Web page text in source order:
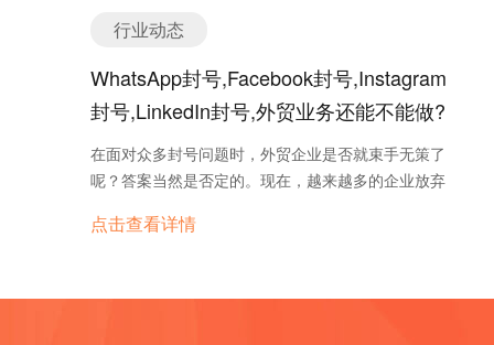
情境。这里需要注意的一点，大家通常会把用户角色
Profile，而用户角色则是User Persona，前者是根据
大数据给用户加上可视化标签，后者则是目标用户的
面我们以音乐播放器的用户角色设定作为例子： 要注
意的是，用户角色模型不是一个人，而是融合了相近
同类用户需求的一个代表，是一大类需求相近的用户
用户角色模型可以分为下图所示的三个步骤： 现在我
草。看客户： 想抓专业采购经理、大B客户，Google
也是首选；想做小B或者个人采购，Facebook 效果
更好。看预算： 预算少（<3000）先跑FB试错；预
算足想打透市场，Google必须安排。 ⚠️千万别用做
平台的“铺货思维”去做广告，谷歌看的是搜索意图，
不是让你堆关键词！ 3️⃣ 布局全网：只做SEO不够，
你。现在的AI搜索和客户背调，会看你的全网足迹。
用，得让行业论坛、社媒上的“侧面证人”说你专业。
行业动态
WhatsApp封号,Facebook封号,Instagram
封号,LinkedIn封号,外贸业务还能不能做?
在面对众多封号问题时，外贸企业是否就束手无策了
呢？答案当然是否定的。现在，越来越多的企业放弃
利用其强大的定向广告功能，有效触达目标客户。
点击查看详情